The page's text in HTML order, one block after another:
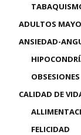
ADULTOS
ANSIEDAD-
OBSESIONES
CALIDAD DE
FELICIDAD